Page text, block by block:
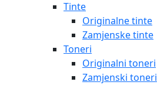
Tinte
Originalne tinte
Zamjenske tinte
Toneri
Originalni toneri
Zamjenski toneri